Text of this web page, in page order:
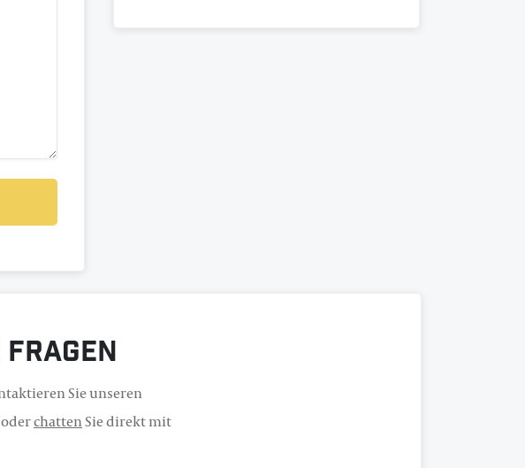
Sie unseren
oderchattenSie direkt mit